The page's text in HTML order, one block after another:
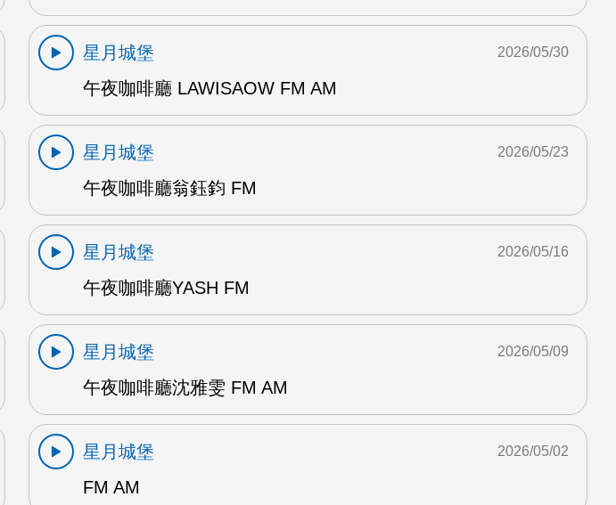
星月城堡
午夜咖啡廳 LAWISAOW FM AM
2026/05/30
星月城堡
午夜咖啡廳翁鈺鈞 FM
2026/05/23
星月城堡
午夜咖啡廳YASH FM
2026/05/16
星月城堡
午夜咖啡廳沈雅雯 FM AM
2026/05/09
星月城堡
FM AM
2026/05/02